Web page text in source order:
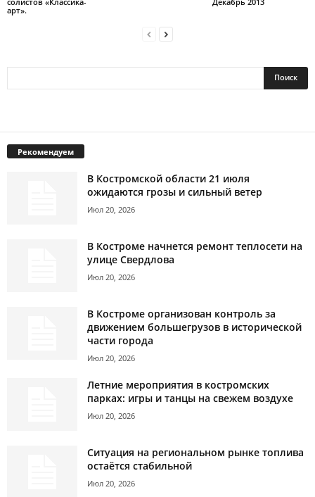
арт».
Рекомендуем
В Костромской области 21 июля
ожидаются грозы и сильный ветер
Июл 20, 2026
В Костроме начнется ремонт теплосети на
улице Свердлова
Июл 20, 2026
В Костроме организован контроль за
движением большегрузов в исторической
части города
Июл 20, 2026
Летние мероприятия в костромских
парках: игры и танцы на свежем воздухе
Июл 20, 2026
Ситуация на региональном рынке топлива
остаётся стабильной
Июл 20, 2026